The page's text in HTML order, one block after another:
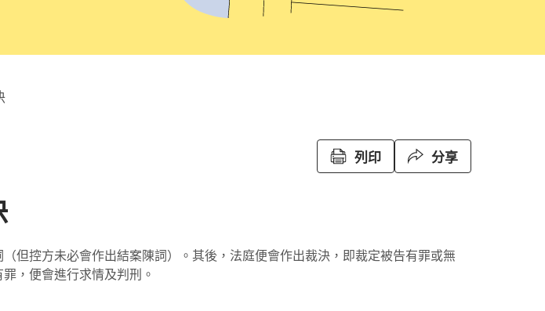
列印 分享
但控方未必會作出結案陳詞）。其後，法庭便會作出裁決，即裁定被告有罪或無
，便會進行求情及判刑。